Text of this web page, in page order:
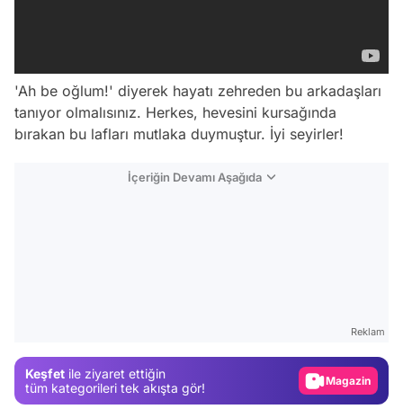
'Ah be oğlum!' diyerek hayatı zehreden bu arkadaşları
tanıyor olmalısınız. Herkes, hevesini kursağında
bırakan bu lafları mutlaka duymuştur. İyi seyirler!
İçeriğin Devamı Aşağıda
Reklam
Keşfet ile ziyaret ettiğin
tüm kategorileri tek akışta gör!
Magazin